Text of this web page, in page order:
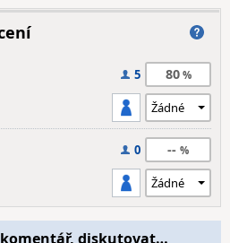
5 80
0 --
diskutovat…